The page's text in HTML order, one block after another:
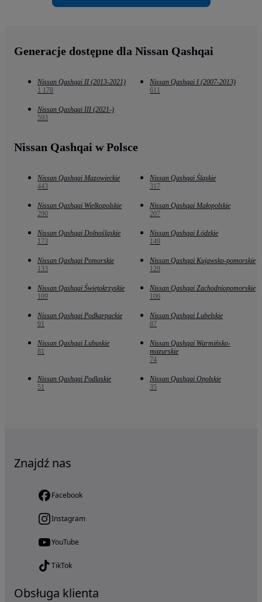
Generacje dostępne dla Nissan Qashqai
Nissan Qashqai II (2013-2021)
1 178
Nissan Qashqai I (2007-2013)
611
Nissan Qashqai III (2021-)
593
Nissan Qashqai w Polsce
Nissan Qashqai Mazowieckie
443
Nissan Qashqai Śląskie
317
Nissan Qashqai Wielkopolskie
290
Nissan Qashqai Małopolskie
207
Nissan Qashqai Dolnośląskie
173
Nissan Qashqai Łódzkie
149
Nissan Qashqai Pomorskie
133
Nissan Qashqai Kujawsko-pomorskie
129
Nissan Qashqai Świętokrzyskie
109
Nissan Qashqai Zachodniopomorskie
106
Nissan Qashqai Podkarpackie
91
Nissan Qashqai Lubelskie
87
Nissan Qashqai Lubuskie
81
Nissan Qashqai Warmińsko-
mazurskie
74
Nissan Qashqai Podlaskie
51
Nissan Qashqai Opolskie
35
Znajdź nas
Facebook
Instagram
YouTube
TikTok
Obsługa klienta